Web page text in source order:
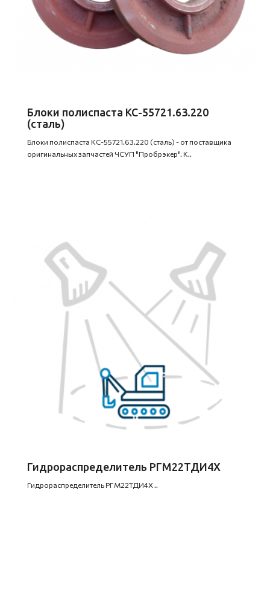
Блоки полиспаста КС-55721.63.220
(сталь)
Блоки полиспаста КС-55721.63.220 (сталь) - от поставщика
оригинальных запчастей ЧСУП "Пробрэкер". К..
Гидрораспределитель РГМ22ТДИ4Х
Гидрораспределитель РГМ22ТДИ4Х ..